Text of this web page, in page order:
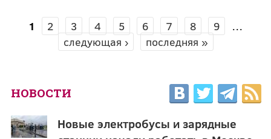
СТРАНИЦЫ
1 2 3 4 5 6 7 8 9
…
следующая ›
последняя »
НОВОСТИ
Новые электробусы и зарядные